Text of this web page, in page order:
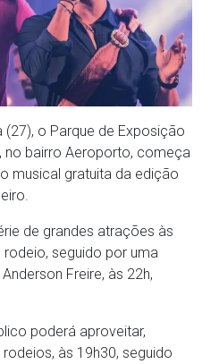
(27), o Parque de Exposição
no bairro Aeroporto, começa
musical gratuita da edição
de grandes atrações às
seguido por uma
Freire, às 22h,
poderá aproveitar,
às 19h30, seguido